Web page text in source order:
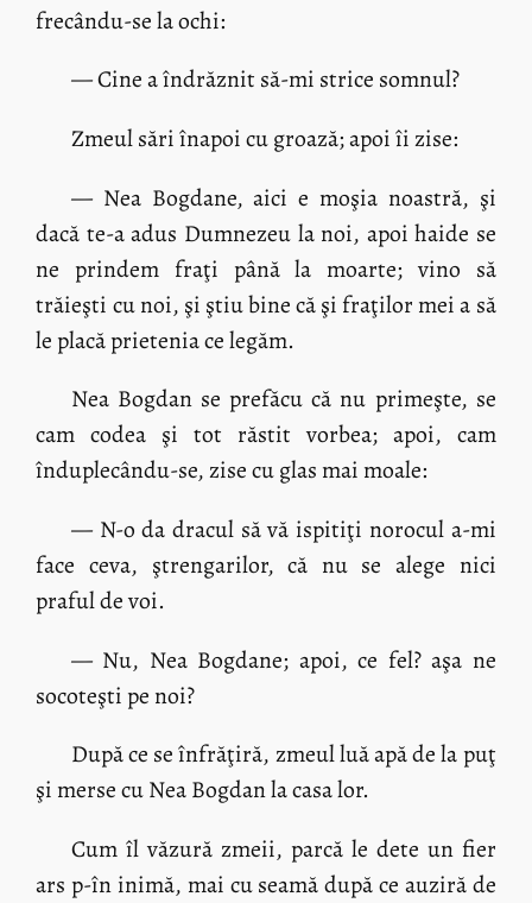
frecându-se la ochi:
— Cine a îndrăznit să-mi strice somnul?
Zmeul sări înapoi cu groază; apoi îi zise:
— Nea Bogdane, aici e moşia noastră, şi
dacă te-a adus Dumnezeu la noi, apoi haide se
ne prindem fraţi până la moarte; vino să
trăieşti cu noi, şi ştiu bine că şi fraţilor mei a să
le placă prietenia ce legăm.
Nea Bogdan se prefăcu că nu primeşte, se
cam codea şi tot răstit vorbea; apoi, cam
înduplecându-se, zise cu glas mai moale:
— N-o da dracul să vă ispitiţi norocul a-mi
face ceva, ştrengarilor, că nu se alege nici
praful de voi.
— Nu, Nea Bogdane; apoi, ce fel? aşa ne
socoteşti pe noi?
După ce se înfrăţiră, zmeul luă apă de la puţ
şi merse cu Nea Bogdan la casa lor.
Cum îl văzură zmeii, parcă le dete un fier
ars p-în inimă, mai cu seamă după ce auziră de